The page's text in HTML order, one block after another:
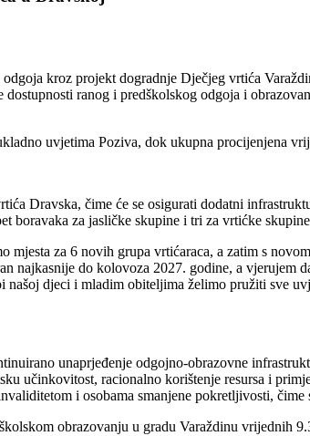
kroz projekt dogradnje Dječjeg vrtića
ranog i predškolskog odgoja i
uvjetima Poziva, dok ukupna procijenjena
Dravska, čime će se osigurati dodatni
boravaka za jasličke skupine i tri za vrtićke
mjesta za 6 novih grupa vrtićaraca, a zatim s
najkasnije do kolovoza 2027. godine, a vjerujem
djeci i mladim obiteljima želimo pružiti sve
unaprjeđenje odgojno-obrazovne
učinkovitost, racionalno korištenje resursa i
i osobama smanjene pokretljivosti,
obrazovanju u gradu Varaždinu vrijednih